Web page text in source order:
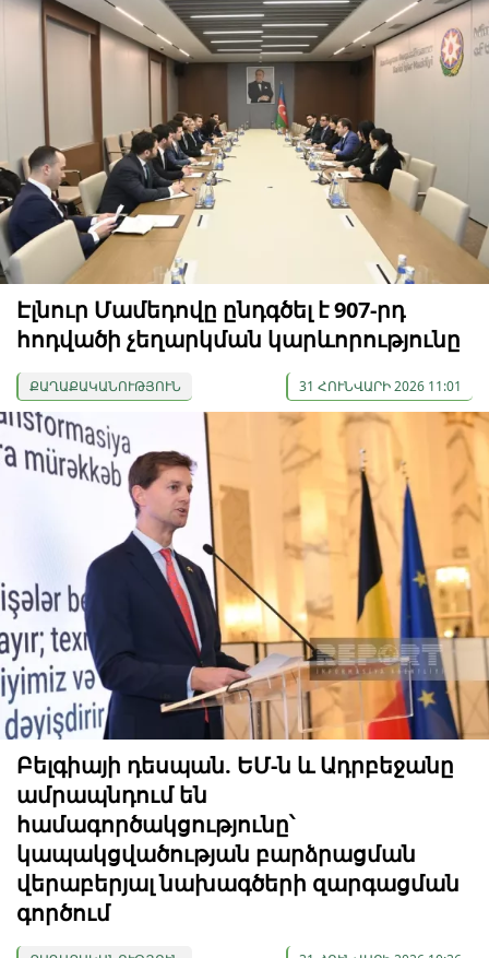
Էլնուր Մամեդովը ընդգծել է 907-րդ
հոդվածի չեղարկման կարևորությունը
ՔԱՂԱՔԱԿԱՆՈՒԹՅՈՒՆ 31 ՀՈՒՆՎԱՐԻ 2026 11:01
Բելգիայի դեսպան. ԵՄ-ն և Ադրբեջանը
ամրապնդում են
համագործակցությունը՝
կապակցվածության բարձրացման
վերաբերյալ նախագծերի զարգացման
գործում